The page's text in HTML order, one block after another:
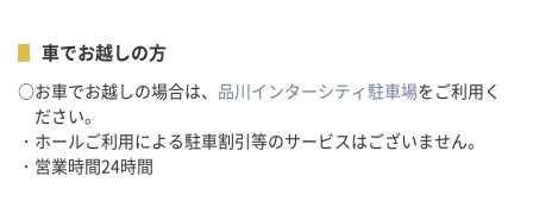
車でお越しの方
○お車でお越しの場合は、 品川インターシティ駐車場をご利用く
ださい。
・ホールご利用による駐車割引等のサービスはございません。
・営業時間24時間